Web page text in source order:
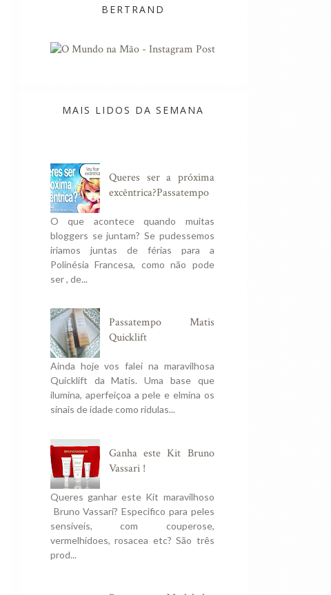
BERTRAND
MAIS LIDOS DA SEMANA
Queres ser a próxima
excêntrica?Passatempo
O que acontece quando muitas
bloggers se juntam? Se pudessemos
iriamos juntas de férias para a
Polinésia Francesa, como não pode
ser , de...
Passatempo Matis
Quicklift
Ainda hoje vos falei na maravilhosa
Quicklift da Matis. Uma base que
ilumina, aperfeiçoa a pele e elmina os
sinais de idade como ridulas...
Ganha este Kit Bruno
Vassari !
Queres ganhar este Kit maravilhoso
Bruno Vassari? Especifico para peles
sensiveis, com couperose,
vermelhidoes, rosacea etc? São três
prod...